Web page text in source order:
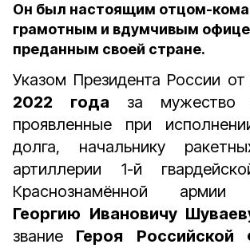
Он был настоящим отцом-
грамотным и вдумчивым
преданным своей стране.
Указом Президента России
2022 года за мужество
проявленные при
долга, начальнику
артиллерии 1-й
Краснознамённой армии
Георгию Ивановичу
звание Героя Российской